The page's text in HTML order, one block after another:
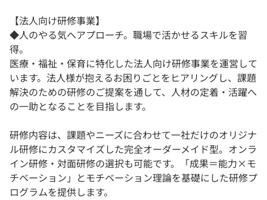
【法人向け研修事業】
◆人のやる気へアプローチ。職場で活かせるスキルを習
得。
医療・福祉・保育に特化した法人向け研修事業を運営して
います。法人様が抱えるお困りごとをヒアリングし、課題
解決のための研修のご提案を通して、人材の定着・活躍へ
の一助となることを目指します。
研修内容は、課題やニーズに合わせて一社だけのオリジナ
ル研修にカスタマイズした完全オーダーメイド型。オンラ
イン研修・対面研修の選択も可能です。「成果＝能力×モ
チベーション」とモチベーション理論を基礎にした研修プ
ログラムを提供します。